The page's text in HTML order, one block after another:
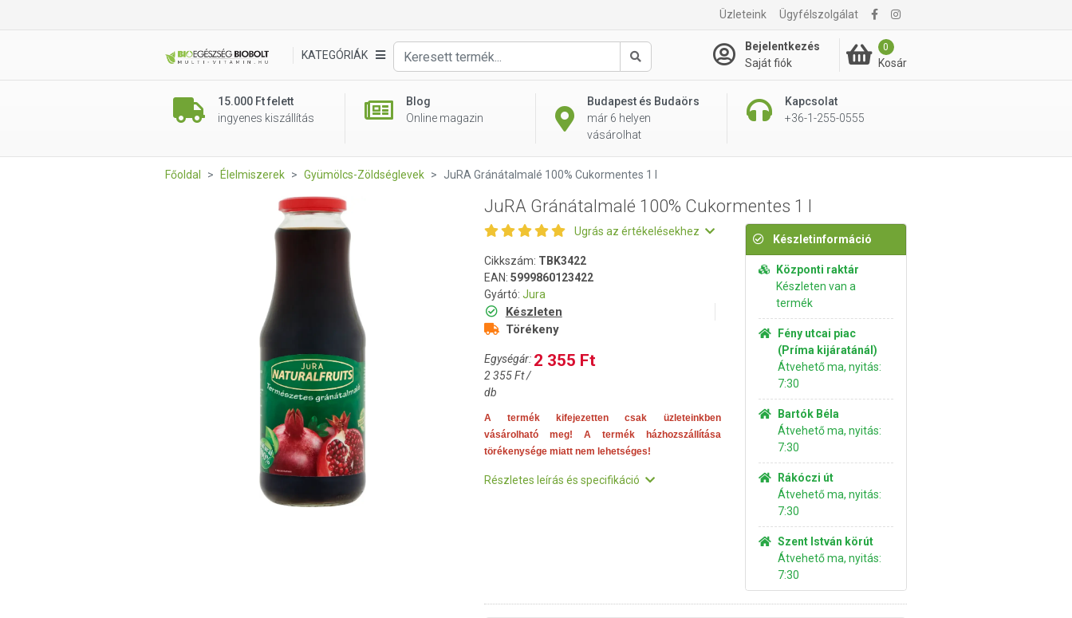
Üzleteink Ügyfélszolgálat
KATEGÓRIÁK
Keresés
Bejelentkezés
Saját fiók
0
Kosár
15.000 Ft felett
ingyenes kiszállítás
Blog
Online magazin
Budapest és Budaörs
már 6 helyen
vásárolhat
Kapcsolat
+36-1-255-0555
2 355 Ft
Egységár:
2 355 Ft /
Főoldal Élelmiszerek Gyümölcs-Zöldséglevek JuRA Gránátalmalé 100% Cukormentes 1 l
JuRA Gránátalmalé 100% Cukormentes 1 l
Ugrás az értékelésekhez
Cikkszám: TBK3422
EAN: 5999860123422
Gyártó: Jura
Készleten
Törékeny
2 355 Ft
Egységár:
2 355 Ft /
db
A termék kifejezetten csak üzleteinkben
vásárolható meg! A termék házhozszállítása
törékenysége miatt nem lehetséges!
Részletes leírás és specifikáció
Készletinformáció
Központi raktár
Készleten van a
termék
Fény utcai piac
(Príma kijáratánál)
Átvehető ma, nyitás:
7:30
Bartók Béla
Átvehető ma, nyitás:
7:30
Rákóczi út
Átvehető ma, nyitás:
7:30
Szent István körút
Átvehető ma, nyitás:
7:30